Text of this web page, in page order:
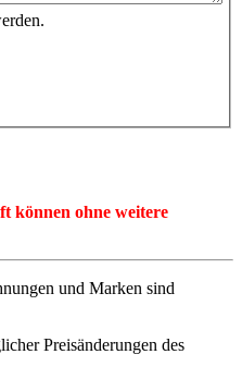
können ohne weitere
und Marken sind
Preisänderungen des